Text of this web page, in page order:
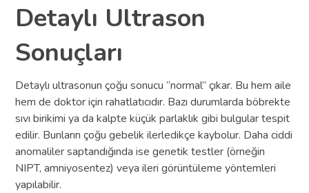
Detaylı Ultrason
Sonuçları
Detaylı ultrasonun çoğu sonucu “normal” çıkar. Bu hem aile
hem de doktor için rahatlatıcıdır. Bazı durumlarda böbrekte
sıvı birikimi ya da kalpte küçük parlaklık gibi bulgular tespit
edilir. Bunların çoğu gebelik ilerledikçe kaybolur. Daha ciddi
anomaliler saptandığında ise genetik testler (örneğin
NIPT, amniyosentez) veya ileri görüntüleme yöntemleri
yapılabilir.